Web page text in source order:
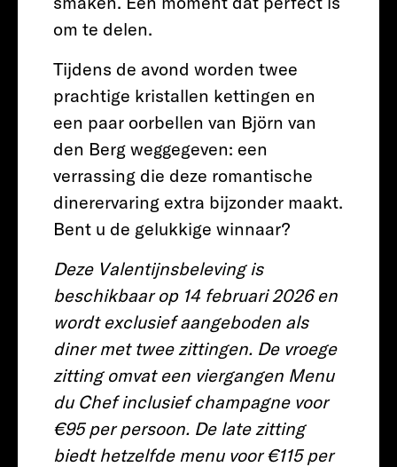
om te delen.
Tijdens de avond worden twee
prachtige kristallen kettingen en
een paar oorbellen van Björn van
den Berg weggegeven: een
verrassing die deze romantische
dinerervaring extra bijzonder maakt.
Bent u de gelukkige winnaar?
Deze Valentijnsbeleving is
beschikbaar op 14 februari 2026 en
wordt exclusief aangeboden als
diner met twee zittingen. De vroege
zitting omvat een viergangen Menu
du Chef inclusief champagne voor
€95 per persoon. De late zitting
biedt hetzelfde menu voor €115 per